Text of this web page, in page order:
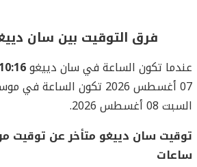
فرق التوقيت بين سان
عندما تكون الساعة في سان دييغو10:16 مساءً
07 أغسطس 2026 تكون الساعة في موسكو
السبت 08 أغسطس 2026.
ساعات